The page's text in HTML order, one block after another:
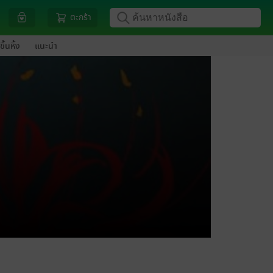
ตะกร้า
นหิ้ง แนะนำ